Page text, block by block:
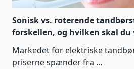
Sonisk vs. roterende
forskellen, og hvilken skal du
Markedet for elektriske
priserne spænder fra ...